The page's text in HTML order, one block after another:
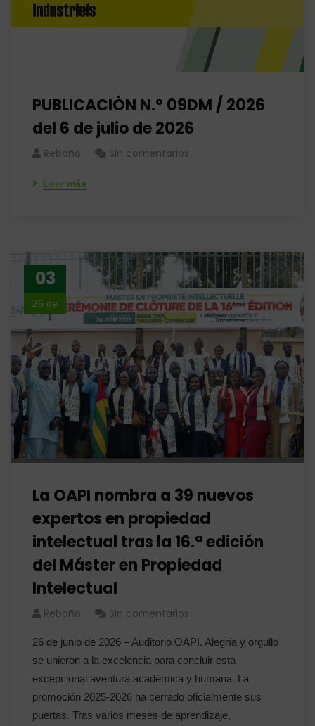
PUBLICACIÓN N.° 09DM / 2026
del 6 de julio de 2026
Rebaño Sin comentarios
Leer más
03
26 de
julio
La OAPI nombra a 39 nuevos
expertos en propiedad
intelectual tras la 16.ª edición
del Máster en Propiedad
Intelectual
Rebaño Sin comentarios
26 de junio de 2026 – Auditorio OAPI. Alegría y orgullo
se unieron a la excelencia para concluir esta
excepcional aventura académica y humana. La
promoción 2025-2026 ha cerrado oficialmente sus
puertas. Tras varios meses de aprendizaje,